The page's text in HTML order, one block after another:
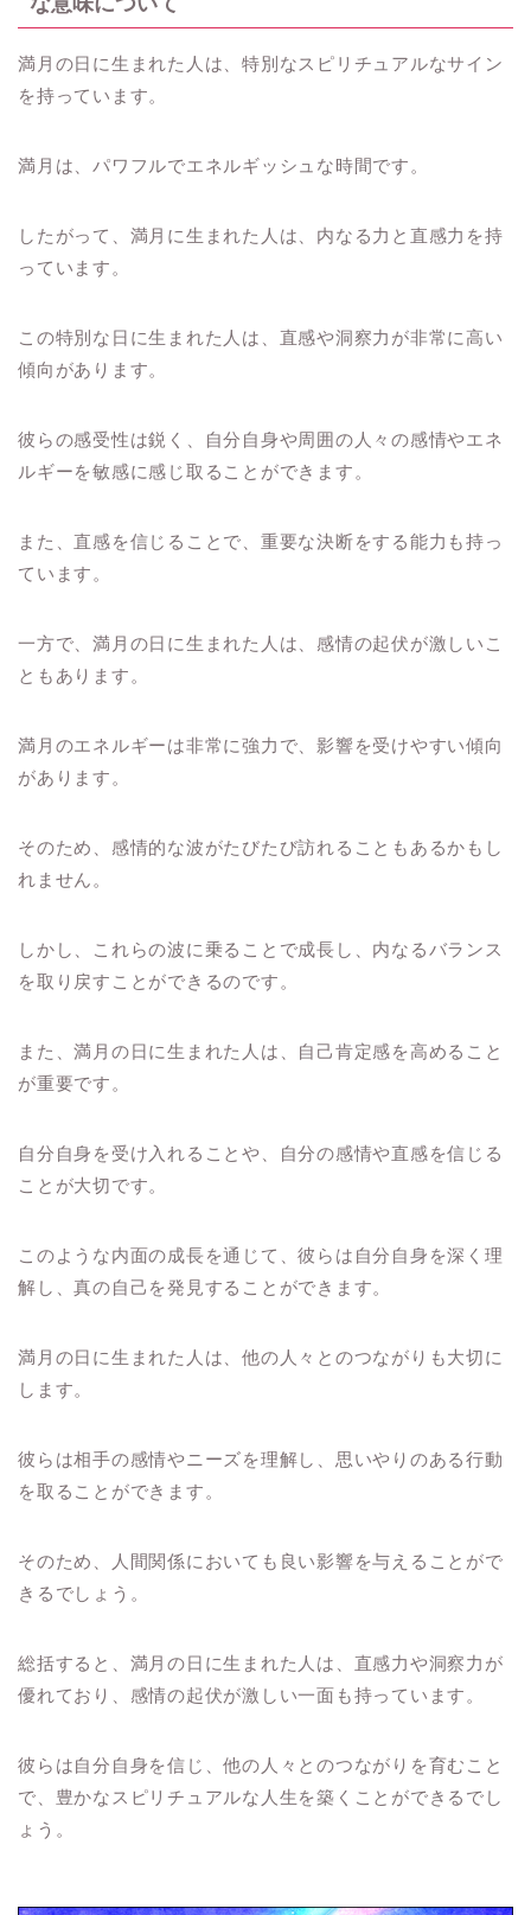
満月の日に生まれた人は、特別なスピリチュアルなサイン
を持っています。
満月は、パワフルでエネルギッシュな時間です。
したがって、満月に生まれた人は、内なる力と直感力を持
っています。
この特別な日に生まれた人は、直感や洞察力が非常に高い
傾向があります。
彼らの感受性は鋭く、自分自身や周囲の人々の感情やエネ
ルギーを敏感に感じ取ることができます。
また、直感を信じることで、重要な決断をする能力も持っ
ています。
一方で、満月の日に生まれた人は、感情の起伏が激しいこ
ともあります。
満月のエネルギーは非常に強力で、影響を受けやすい傾向
があります。
そのため、感情的な波がたびたび訪れることもあるかもし
れません。
しかし、これらの波に乗ることで成長し、内なるバランス
を取り戻すことができるのです。
また、満月の日に生まれた人は、自己肯定感を高めること
が重要です。
自分自身を受け入れることや、自分の感情や直感を信じる
ことが大切です。
このような内面の成長を通じて、彼らは自分自身を深く理
解し、真の自己を発見することができます。
満月の日に生まれた人は、他の人々とのつながりも大切に
します。
彼らは相手の感情やニーズを理解し、思いやりのある行動
を取ることができます。
そのため、人間関係においても良い影響を与えることがで
きるでしょう。
総括すると、満月の日に生まれた人は、直感力や洞察力が
優れており、感情の起伏が激しい一面も持っています。
彼らは自分自身を信じ、他の人々とのつながりを育むこと
で、豊かなスピリチュアルな人生を築くことができるでし
ょう。